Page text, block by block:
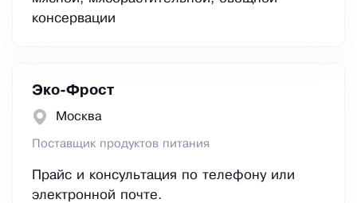
консервации
Эко-Фрост
Москва
Поставщик продуктов питания
Прайс и консультация по телефону или
электронной почте.